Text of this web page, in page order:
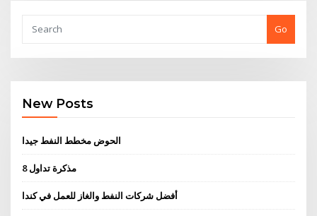
Go
New Posts
الحوض مخطط النفط جيدا
مذكرة تداول 8
أفضل شركات النفط والغاز للعمل في كندا